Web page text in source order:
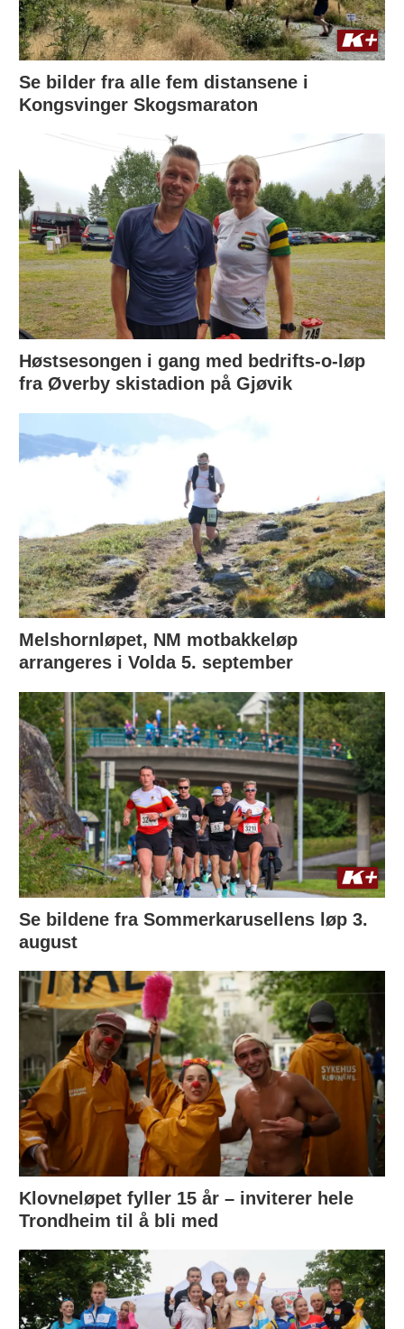
Se bilder fra alle fem distansene i
Kongsvinger Skogsmaraton
Høstsesongen i gang med bedrifts-o-løp
fra Øverby skistadion på Gjøvik
Melshornløpet, NM motbakkeløp
arrangeres i Volda 5. september
Se bildene fra Sommerkarusellens løp 3.
august
Klovneløpet fyller 15 år – inviterer hele
Trondheim til å bli med